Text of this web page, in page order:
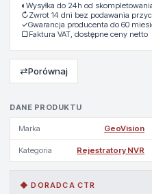
DANE PRODUKTU
Marka GeoVision
Kategoria Rejestratory NVR
◆ DORADCA CTR
◐ Wysyłka do 24h od
↻Zwrot 14 dni bez podawania
✓Gwarancja producenta do 60
▢Faktura VAT, dostępne ceny netto
⇄Porównaj